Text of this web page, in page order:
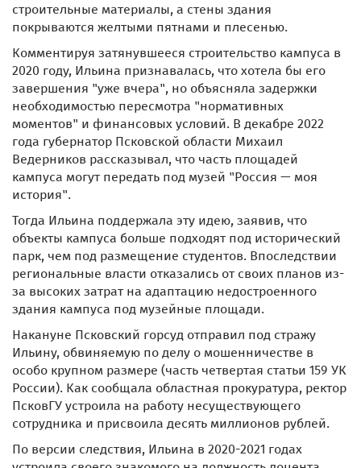
строительные материалы, а стены здания
покрываются желтыми пятнами и плесенью.
Комментируя затянувшееся строительство кампуса в
2020 году, Ильина признавалась, что хотела бы его
завершения "уже вчера", но объясняла задержки
необходимостью пересмотра "нормативных
моментов" и финансовых условий. В декабре 2022
года губернатор Псковской области Михаил
Ведерников рассказывал, что часть площадей
кампуса могут передать под музей "Россия — моя
история".
Тогда Ильина поддержала эту идею, заявив, что
объекты кампуса больше подходят под исторический
парк, чем под размещение студентов. Впоследствии
региональные власти отказались от своих планов из-
за высоких затрат на адаптацию недостроенного
здания кампуса под музейные площади.
Накануне Псковский горсуд отправил под стражу
Ильину, обвиняемую по делу о мошенничестве в
особо крупном размере (часть четвертая статьи 159 УК
России). Как сообщала областная прокуратура, ректор
ПсковГУ устроила на работу несуществующего
сотрудника и присвоила десять миллионов рублей.
По версии следствия, Ильина в 2020-2021 годах